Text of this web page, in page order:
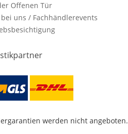
Offenen Tür
bei uns / Fachhändlerevents
werden nicht angeboten.